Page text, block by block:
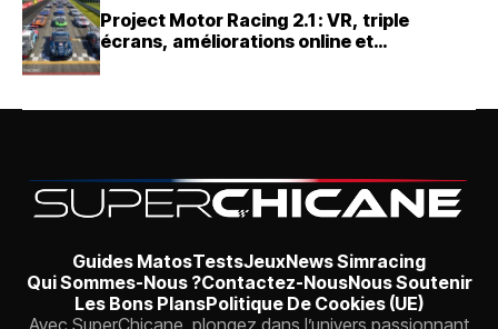
Project Motor Racing 2.1 : VR, triple
écrans, améliorations online et
Guides MatosTestsJeuxNews Simracing
Qui Sommes-Nous ?Contactez-NousNous Soutenir
Les Bons PlansPolitique De Cookies (UE)
Avec SuperChicane, plongez dans l’univers passionnant